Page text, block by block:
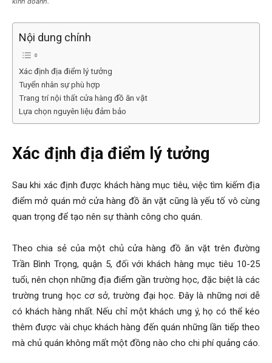
Nội dung chính
Xác định địa điểm lý tưởng
Tuyển nhân sự phù hợp
Trang trí nội thất cửa hàng đồ ăn vặt
Lựa chọn nguyên liệu đảm bảo
Xác định địa điểm lý tưởng
Sau khi xác định được khách hàng mục tiêu, việc tìm kiếm địa
điểm mở quán mở cửa hàng đồ ăn vặt cũng là yếu tố vô cùng
quan trọng để tạo nên sự thành công cho quán.
Theo chia sẻ của một chủ cửa hàng đồ ăn vặt trên đường
Trần Bình Trọng, quận 5, đối với khách hàng mục tiêu 10-25
tuổi, nên chọn những địa điểm gần trường học, đặc biệt là các
trường trung học cơ sở, trường đại học. Đây là những nơi dễ
có khách hàng nhất. Nếu chỉ một khách ưng ý, họ có thể kéo
thêm được vài chục khách hàng đến quán những lần tiếp theo
mà chủ quán không mất một đồng nào cho chi phí quảng cáo.